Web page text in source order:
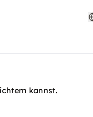
kannst.